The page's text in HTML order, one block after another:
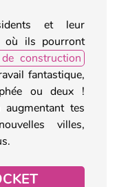
et leur
où ils pourront
construction
fantastique,
ou deux !
tes
villes,